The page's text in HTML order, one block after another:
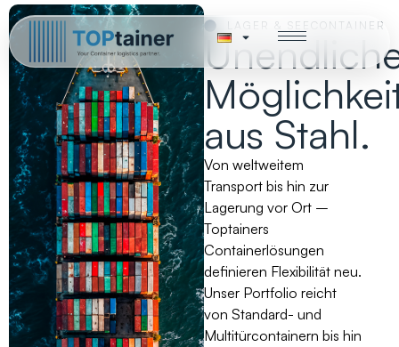
LAGER & SEECONTAINER
aus Stahl.
Von weltweitem
Transport bis hin zur
Lagerung vor Ort –
Toptainers
Containerlösungen
definieren Flexibilität neu.
Unser Portfolio reicht
von Standard- und
Multitürcontainern bis hin